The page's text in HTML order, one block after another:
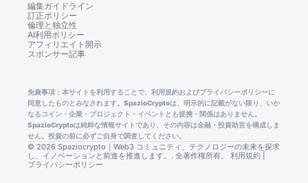
編集ガイドライン
訂正ポリシー
倫理と独立性
AI利用ポリシー
アフィリエイト開示
スポンサー記事
免責事項：本サイトを利用することで、利用規約およびプライバシーポリシーに
同意したものとみなされます。SpazioCryptoは、明示的に記載がない限り、いか
なるコイン・企業・プロジェクト・イベントとも提携・関係はありません。
SpazioCryptoは純粋な情報サイトであり、その内容は金融・投資助言を構成しま
せん。投資の前に必ずご自身で調査してください。
© 2026 Spaziocrypto｜Web3 コミュニティ、テクノロジーの未来を探求
し、イノベーションと前進を推進します。. 全著作権所有。 利用規約
プライバシーポリシー